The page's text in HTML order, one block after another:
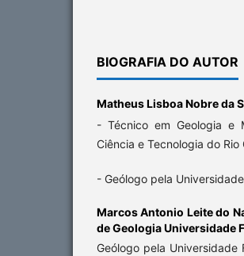
BIOGRAFIA DO AUTOR
Matheus Lisboa Nobre da
- Técnico em Geologia e
Ciência e Tecnologia do
- Geólogo pela
Marcos Antonio Leite do
de Geologia Universidade
Geólogo pela